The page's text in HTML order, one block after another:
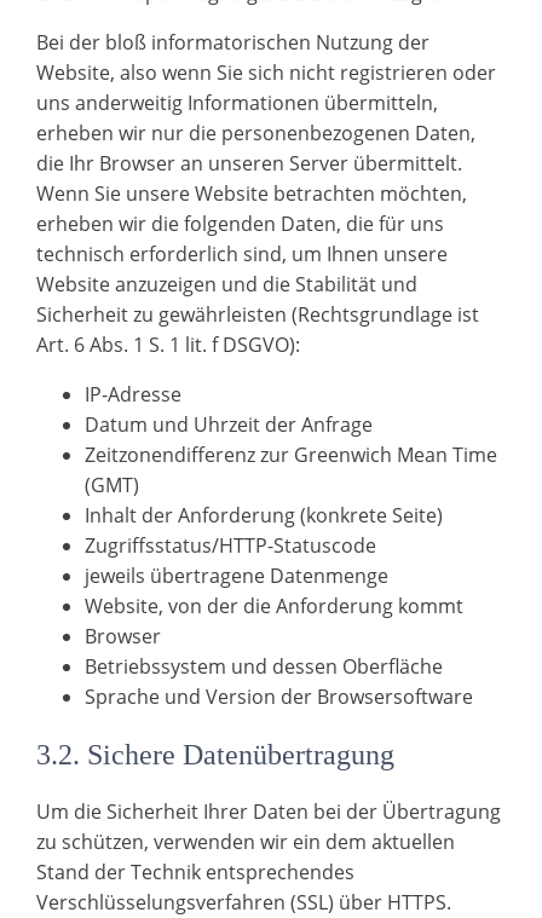
Bei der bloß informatorischen Nutzung der
Website, also wenn Sie sich nicht registrieren oder
uns anderweitig Informationen übermitteln,
erheben wir nur die personenbezogenen Daten,
die Ihr Browser an unseren Server übermittelt.
Wenn Sie unsere Website betrachten möchten,
erheben wir die folgenden Daten, die für uns
technisch erforderlich sind, um Ihnen unsere
Website anzuzeigen und die Stabilität und
Sicherheit zu gewährleisten (Rechtsgrundlage ist
Art. 6 Abs. 1 S. 1 lit. f DSGVO):
IP-Adresse
Datum und Uhrzeit der Anfrage
Zeitzonendifferenz zur Greenwich Mean Time
(GMT)
Inhalt der Anforderung (konkrete Seite)
Zugriffsstatus/HTTP-Statuscode
jeweils übertragene Datenmenge
Website, von der die Anforderung kommt
Browser
Betriebssystem und dessen Oberfläche
Sprache und Version der Browsersoftware
3.2. Sichere Datenübertragung
Um die Sicherheit Ihrer Daten bei der Übertragung
zu schützen, verwenden wir ein dem aktuellen
Stand der Technik entsprechendes
Verschlüsselungsverfahren (SSL) über HTTPS.